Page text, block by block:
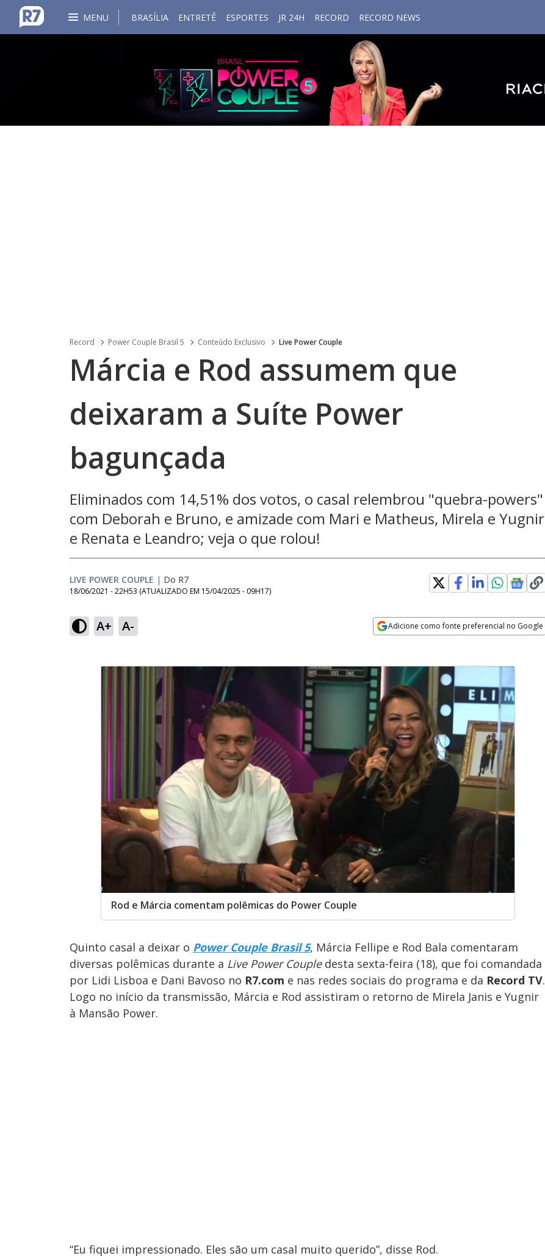
MENU BRASÍLIA ENTRETÊ ESPORTES JR 24H RECORD RECORD NEWS
Record Power Couple Brasil 5 Conteúdo Exclusivo Live Power Couple
Márcia e Rod assumem que
deixaram a Suíte Power
bagunçada
Eliminados com 14,51% dos votos, o casal relembrou "quebra-powers"
com Deborah e Bruno, e amizade com Mari e Matheus, Mirela e Yugnir
e Renata e Leandro; veja o que rolou!
LIVE POWER COUPLE | Do R7
18/06/2021 - 22H53 (ATUALIZADO EM 15/04/2025 - 09H17)
A+ A- Adicione como fonte preferencial no Google
Rod e Márcia comentam polêmicas do Power Couple
Quinto casal a deixar o Power Couple Brasil 5, Márcia Fellipe e Rod Bala comentaram
diversas polêmicas durante a Live Power Coupledesta sexta-feira (18), que foi comandada
por Lidi Lisboa e Dani Bavoso no R7.com e nas redes sociais do programa e da Record TV.
Logo no início da transmissão, Márcia e Rod assistiram o retorno de Mirela Janis e Yugnir
à Mansão Power.
“Eu fiquei impressionado. Eles são um casal muito querido”, disse Rod.